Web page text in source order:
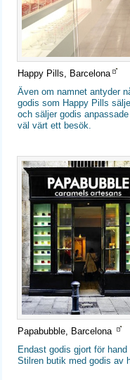
Happy Pills, Barcelona
Även om namnet antyder
godis som Happy Pills
och säljer godis
väl värt ett besök.
Papabubble, Barcelona
Endast godis gjort för
Stilren butik med godis av